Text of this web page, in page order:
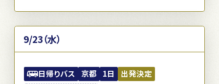
9/23（水）
日帰りバス 京都 1日
出発決定